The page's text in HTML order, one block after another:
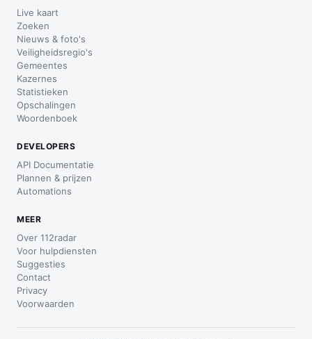
Live kaart
Zoeken
Nieuws & foto's
Veiligheidsregio's
Gemeentes
Kazernes
Statistieken
Opschalingen
Woordenboek
DEVELOPERS
API Documentatie
Plannen & prijzen
Automations
MEER
Over 112radar
Voor hulpdiensten
Suggesties
Contact
Privacy
Voorwaarden